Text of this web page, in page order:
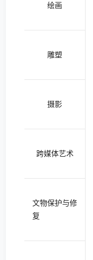
绘画
雕塑
摄影
跨媒体艺术
文物保护与修
复